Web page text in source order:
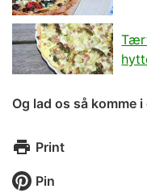
Og lad os så komme
Print
Pin